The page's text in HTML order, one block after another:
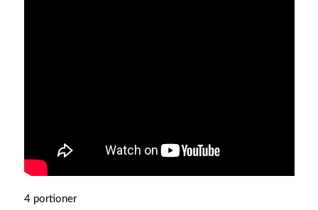
4 portioner